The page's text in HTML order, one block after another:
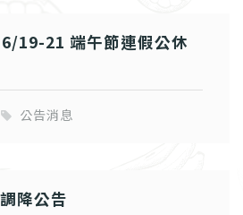
6/19-21 端午節連假公休
公告消息
降公告